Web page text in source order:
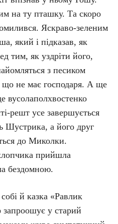
на ту пташку. Та скоро
Яскраво-зеленим
який і підказав, як
тим, як уздріти його,
з песиком
не має господаря. А ще
вусолаполхвостенко
решт усе завершується
Шустрика, а його друг
до Миколки.
прийшла
бездомною.
й казка «Равлик
у старий